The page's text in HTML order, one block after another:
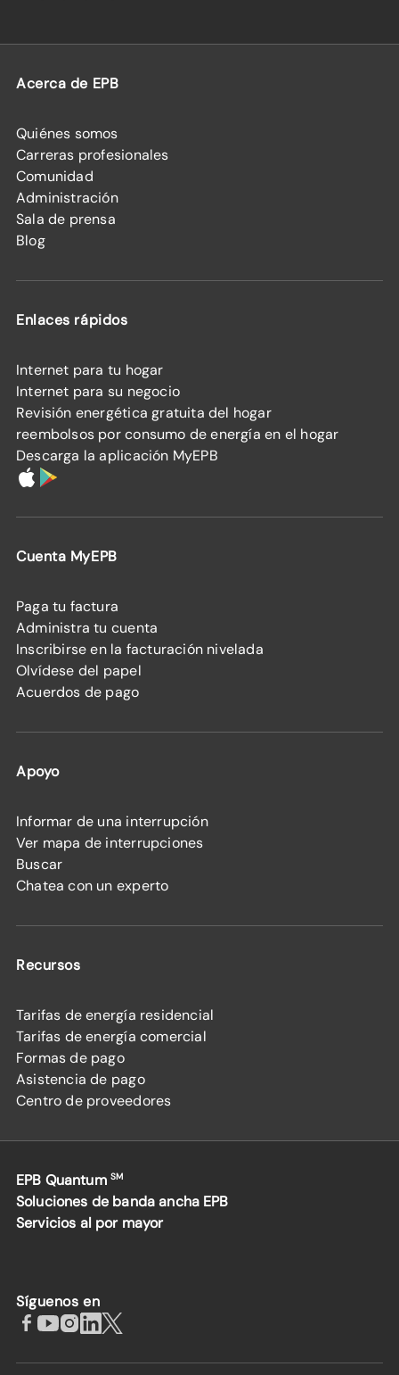
Acerca de EPB
Quiénes somos
Carreras profesionales
Comunidad
Administración
Sala de prensa
Blog
Enlaces rápidos
Internet para tu hogar
Internet para su negocio
Revisión energética gratuita del hogar
reembolsos por consumo de energía en el hogar
Descarga la aplicación MyEPB
Cuenta MyEPB
Paga tu factura
Administra tu cuenta
Inscribirse en la facturación nivelada
Olvídese del papel
Acuerdos de pago
Apoyo
Informar de una interrupción
Ver mapa de interrupciones
Buscar
Chatea con un experto
Recursos
Tarifas de energía residencial
Tarifas de energía comercial
Formas de pago
Asistencia de pago
Centro de proveedores
EPB Quantum SM
Soluciones de banda ancha EPB
Servicios al por mayor
Síguenos en